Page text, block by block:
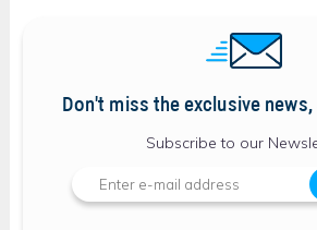
Don't miss the exclusive
Subscribe to our